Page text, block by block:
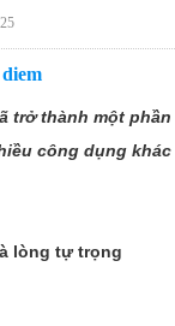
trở thành một
công dụng
lòng tự trọng